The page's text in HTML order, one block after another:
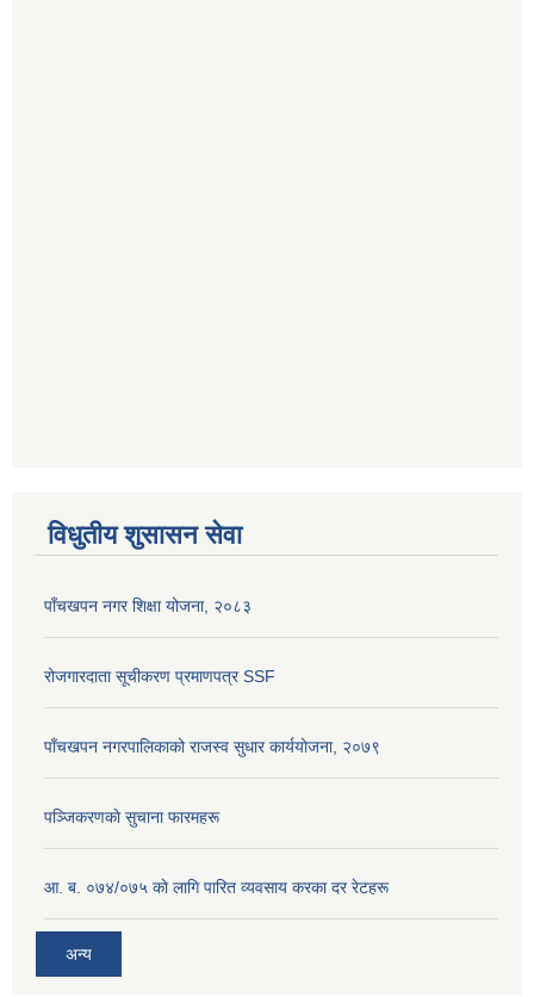
विधुतीय शुसासन सेवा
पाँचखपन नगर शिक्षा योजना, २०८३
रोजगारदाता सूचीकरण प्रमाणपत्र SSF
पाँचखपन नगरपालिकाको राजस्व सुधार कार्ययोजना, २०७९
पञ्जिकरणकाे सुचाना फारमहरू
आ. ब. ०७४/०७५ काे लागि पारित व्यवसाय करका दर रेटहरू
अन्य